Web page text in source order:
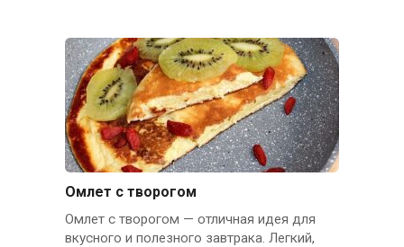
Омлет с творогом
Омлет с творогом — отличная идея для
вкусного и полезного завтрака. Легкий,